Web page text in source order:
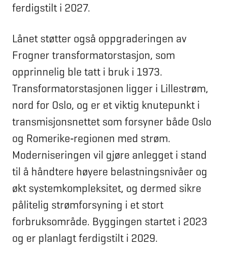
ferdigstilt i 2027.
Lånet støtter også oppgraderingen av
Frogner transformatorstasjon, som
opprinnelig ble tatt i bruk i 1973.
Transformatorstasjonen ligger i Lillestrøm,
nord for Oslo, og er et viktig knutepunkt i
transmisjonsnettet som forsyner både Oslo
og Romerike‑regionen med strøm.
Moderniseringen vil gjøre anlegget i stand
til å håndtere høyere belastningsnivåer og
økt systemkompleksitet, og dermed sikre
pålitelig strømforsyning i et stort
forbruksområde. Byggingen startet i 2023
og er planlagt ferdigstilt i 2029.